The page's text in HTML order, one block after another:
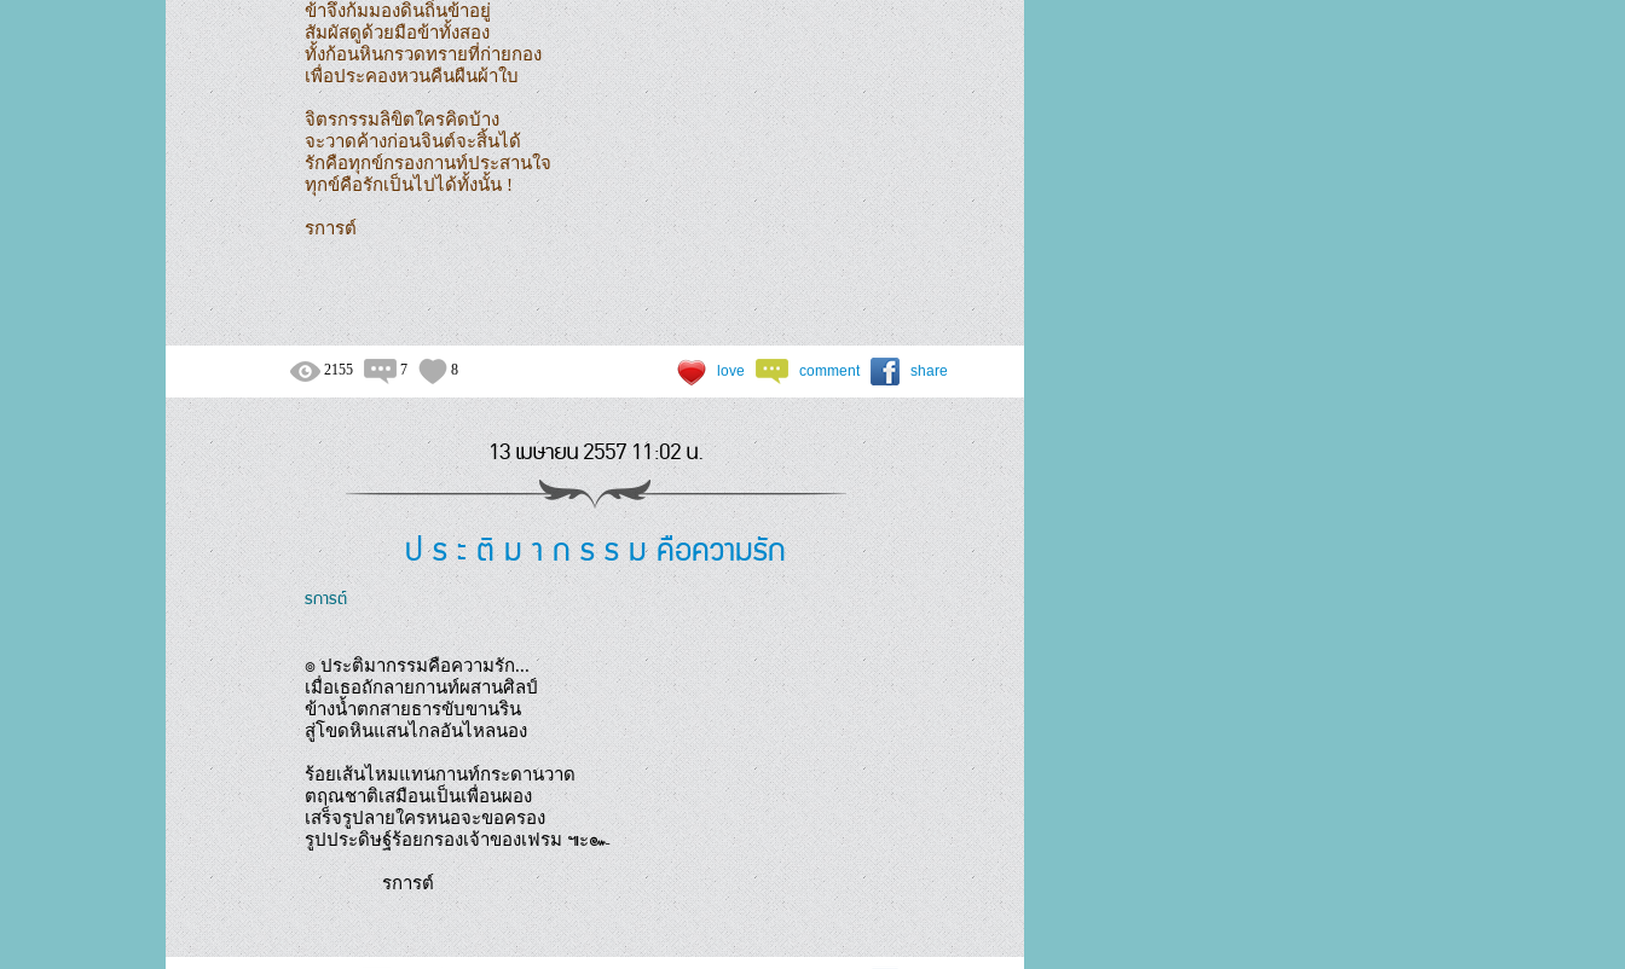
ข้าจึงก้มมองดินถิ่นข้าอยู่
สัมผัสดูด้วยมือข้าทั้งสอง
ทั้งก้อนหินกรวดทรายที่ก่ายกอง
เพื่อประคองหวนคืนผืนผ้าใบ
จิตรกรรมลิขิตใครคิดบ้าง
จะวาดค้างก่อนจินต์จะสิ้นได้
รักคือทุกข์กรองกานท์ประสานใจ
ทุกข์คือรักเป็นไปได้ทั้งนั้น !
รการต์
2155 7 8 love comment share
13 เมษายน 2557 11:02 น.
ป ร ะ ติ ม า ก ร ร ม คือความรัก
รการต์
๏ ประติมากรรมคือความรัก...
เมื่อเธอถักลายกานท์ผสานศิลป์
ข้างน้ำตกสายธารขับขานริน
สู่โขดหินแสนไกลอันไหลนอง
ร้อยเส้นไหมแทนกานท์กระดานวาด
ตฤณชาติเสมือนเป็นเพื่อนผอง
เสร็จรูปลายใครหนอจะขอครอง
รูปประดิษฐ์ร้อยกรองเจ้าของเฟรม ๚ะ๛
รการต์